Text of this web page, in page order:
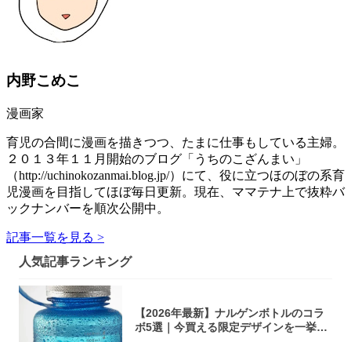
内野こめこ
漫画家
育児の合間に漫画を描きつつ、たまに仕事もしている主婦。
２０１３年１１月開始のブログ「うちのこざんまい」
（http://uchinokozanmai.blog.jp/）にて、役に立つほのぼの系育
児漫画を目指してほぼ毎日更新。現在、ママテナ上で抜粋バ
ックナンバーを順次公開中。
記事一覧を見る >
人気記事ランキング
【2026年最新】ナルゲンボトルのコラ
ボ5選｜今買える限定デザインを一挙紹